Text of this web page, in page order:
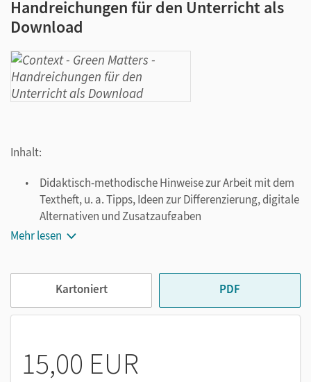
Handreichungen für den Unterricht als
Download
Inhalt:
Didaktisch-methodische Hinweise zur Arbeit mit dem
Textheft, u. a. Tipps, Ideen zur Differenzierung, digitale
Alternativen und Zusatzaufgaben
Lösungshinweise zu allen Aufgaben des Textheftes
Vorschläge zur Leistungsmessung mit
Lösungshinweisen
Transkripte der Hörtexte und Hörsehtexte
Mehr lesen
Kartoniert PDF
15,00 EUR